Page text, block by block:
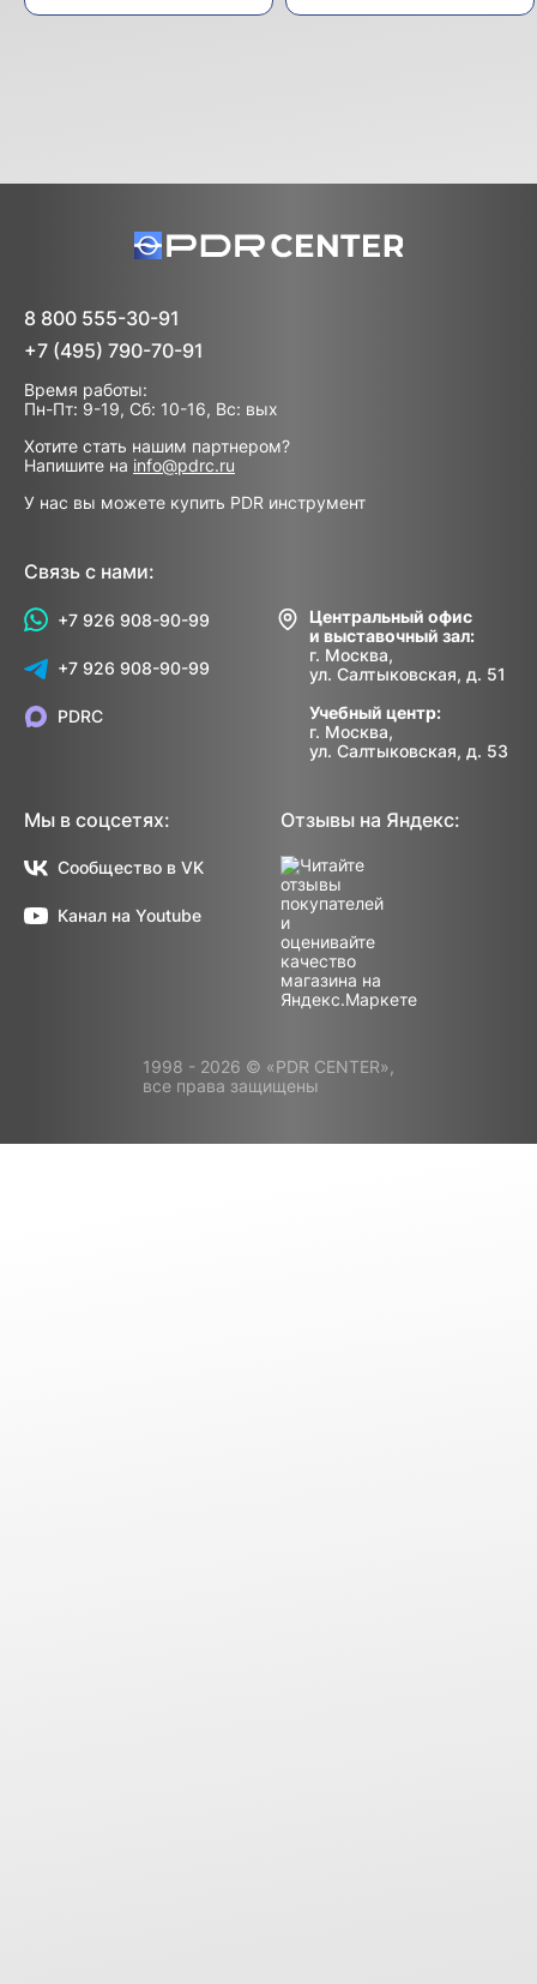
8 800 555-30-91
+7 (495) 790-70-91
Время работы:
Пн-Пт: 9-19, Сб: 10-16, Вс: вых
Хотите стать нашим партнером?
Напишите на info@pdrc.ru
У нас вы можете купить PDR инструмент
Связь с нами:
+7 926 908-90-99
+7 926 908-90-99
Центральный офис
и выставочный зал:
г. Москва,
ул. Салтыковская, д. 51
Учебный центр:
г. Москва,
ул. Салтыковская, д. 53
PDRC
Мы в соцсетях:
Сообщество в VK
Канал на Youtube
Отзывы на Яндекс:
1998 - 2026 © «PDR CENTER»,
все права защищены